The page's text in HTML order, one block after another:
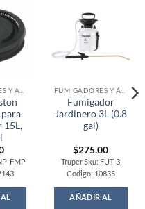
15L,
FMP
Fumigador
Jardinero 3L (0.8
gal)
$275.00
Truper Sku: FUT-3
Codigo: 10835
AÑADIR AL